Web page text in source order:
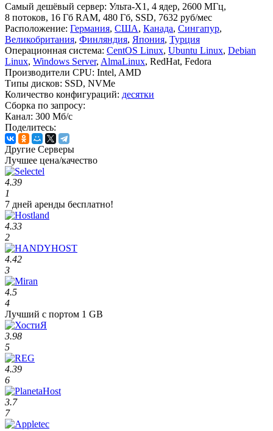
Самый дешёвый сервер: Ульта-X1, 4 ядер, 2600 МГц,
8 потоков, 16 Гб RAM, 480 Гб, SSD, 7632 руб/мес
Расположение: Германия, США, Канада, Сингапур,
Великобритания, Финляндия, Япония, Турция
Операционная система: CentOS Linux, Ubuntu Linux, Debian
Linux, Windows Server, AlmaLinux, RedHat, Fedora
Производители CPU: Intel, AMD
Типы дисков: SSD, NVMe
Количество конфигураций: десятки
Сборка по запросу:
Канал: 300 Мб/с
Поделитесь:
Другие Серверы
Лучшее цена/качество
4.39
1
7 дней аренды бесплатно!
4.33
2
4.42
3
4.5
4
Лучший с портом 1 GB
3.98
5
4.39
6
3.7
7